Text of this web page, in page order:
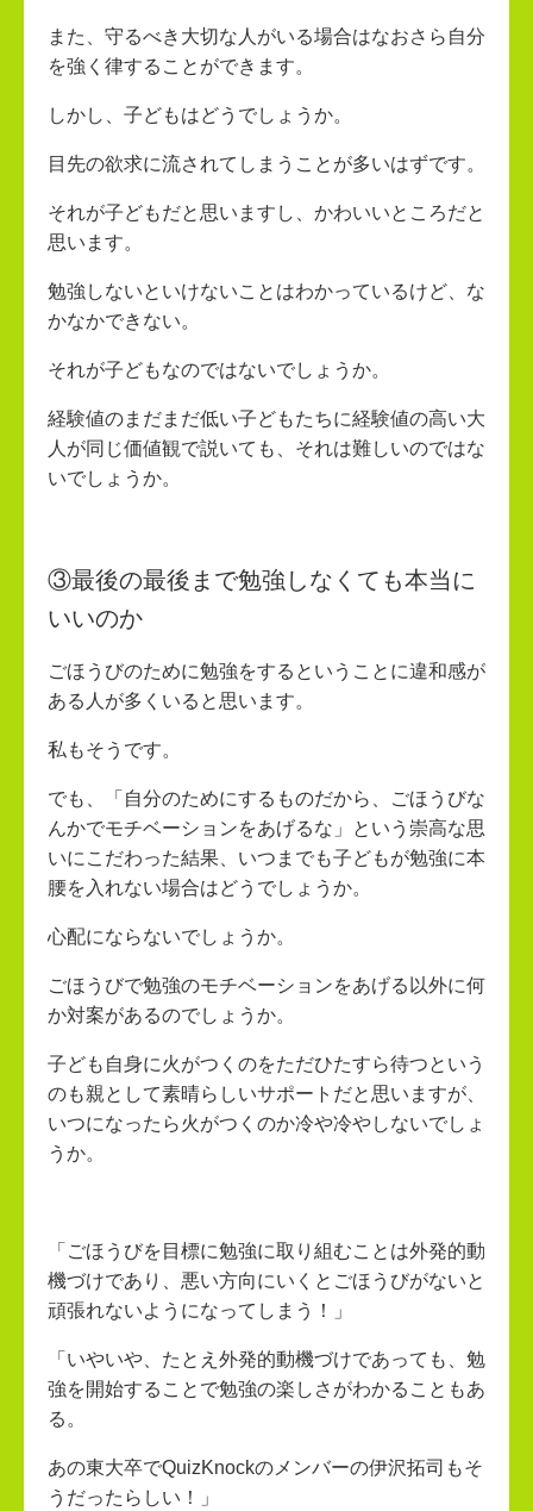
また、守るべき大切な人がいる場合はなおさら自分
を強く律することができます。
しかし、子どもはどうでしょうか。
目先の欲求に流されてしまうことが多いはずです。
それが子どもだと思いますし、かわいいところだと
思います。
勉強しないといけないことはわかっているけど、な
かなかできない。
それが子どもなのではないでしょうか。
経験値のまだまだ低い子どもたちに経験値の高い大
人が同じ価値観で説いても、それは難しいのではな
いでしょうか。
③最後の最後まで勉強しなくても本当に
いいのか
ごほうびのために勉強をするということに違和感が
ある人が多くいると思います。
私もそうです。
でも、「自分のためにするものだから、ごほうびな
んかでモチベーションをあげるな」という崇高な思
いにこだわった結果、いつまでも子どもが勉強に本
腰を入れない場合はどうでしょうか。
心配にならないでしょうか。
ごほうびで勉強のモチベーションをあげる以外に何
か対案があるのでしょうか。
子ども自身に火がつくのをただひたすら待つという
のも親として素晴らしいサポートだと思いますが、
いつになったら火がつくのか冷や冷やしないでしょ
うか。
「ごほうびを目標に勉強に取り組むことは外発的動
機づけであり、悪い方向にいくとごほうびがないと
頑張れないようになってしまう！」
「いやいや、たとえ外発的動機づけであっても、勉
強を開始することで勉強の楽しさがわかることもあ
る。
あの東大卒でQuizKnockのメンバーの伊沢拓司もそ
うだったらしい！」